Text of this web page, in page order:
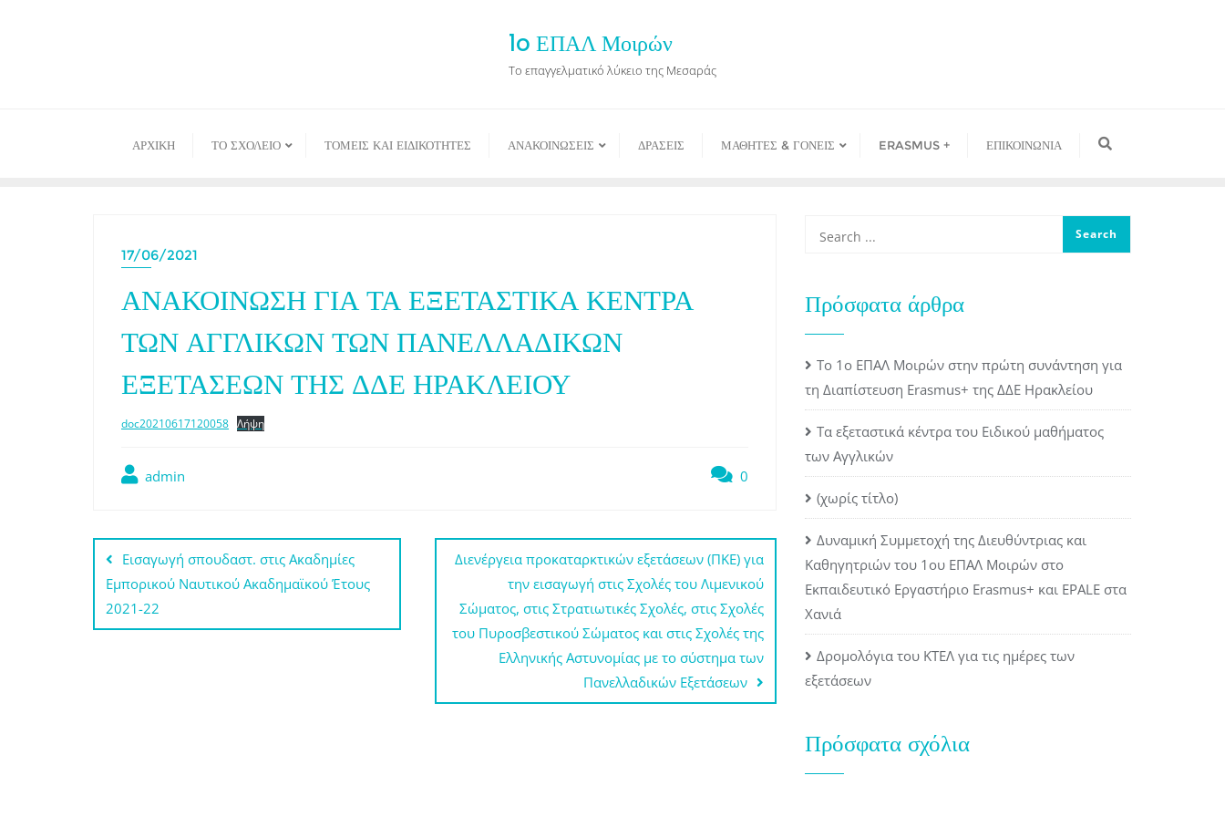
1o ΕΠΑΛ Μοιρών
Το επαγγελματικό λύκειο της Μεσαράς
ΑΡΧΙΚΉ ΤΟ ΣΧΟΛΕΙΟ ΤΟΜΕΙΣ ΚΑΙ ΕΙΔΙΚΟΤΗΤΕΣ ΑΝΑΚΟΙΝΩΣΕΙΣ ΔΡΑΣΕΙΣ ΜΑΘΗΤΕΣ & ΓΟΝΕΙΣ ERASMUS + ΕΠΙΚΟΙΝΩΝΙΑ
17/06/2021
ΑΝΑΚΟΙΝΩΣΗ ΓΙΑ ΤΑ ΕΞΕΤΑΣΤΙΚΑ ΚΕΝΤΡΑ
ΤΩΝ ΑΓΓΛΙΚΩΝ ΤΩΝ ΠΑΝΕΛΛΑΔΙΚΩΝ
ΕΞΕΤΑΣΕΩΝ ΤΗΣ ΔΔΕ ΗΡΑΚΛΕΙΟΥ
doc20210617120058 Λήψη
admin 0
Πλοήγηση
άρθρων
Eισαγωγή σπουδαστ. στις Ακαδημίες
Εμπορικού Ναυτικού Ακαδημαϊκού Έτους
2021-22
Διενέργεια προκαταρκτικών εξετάσεων (ΠΚΕ) για
την εισαγωγή στις Σχολές του Λιμενικού
Σώματος, στις Στρατιωτικές Σχολές, στις Σχολές
του Πυροσβεστικού Σώματος και στις Σχολές της
Ελληνικής Αστυνομίας με το σύστημα των
Πανελλαδικών Εξετάσεων
Πρόσφατα άρθρα
Το 1ο ΕΠΑΛ Μοιρών στην πρώτη συνάντηση για
τη Διαπίστευση Erasmus+ της ΔΔΕ Ηρακλείου
Τα εξεταστικά κέντρα του Ειδικού μαθήματος
των Αγγλικών
(χωρίς τίτλο)
Δυναμική Συμμετοχή της Διευθύντριας και
Καθηγητριών του 1ου ΕΠΑΛ Μοιρών στο
Εκπαιδευτικό Εργαστήριο Erasmus+ και EPALE στα
Χανιά
Δρομολόγια του ΚΤΕΛ για τις ημέρες των
εξετάσεων
Πρόσφατα σχόλια